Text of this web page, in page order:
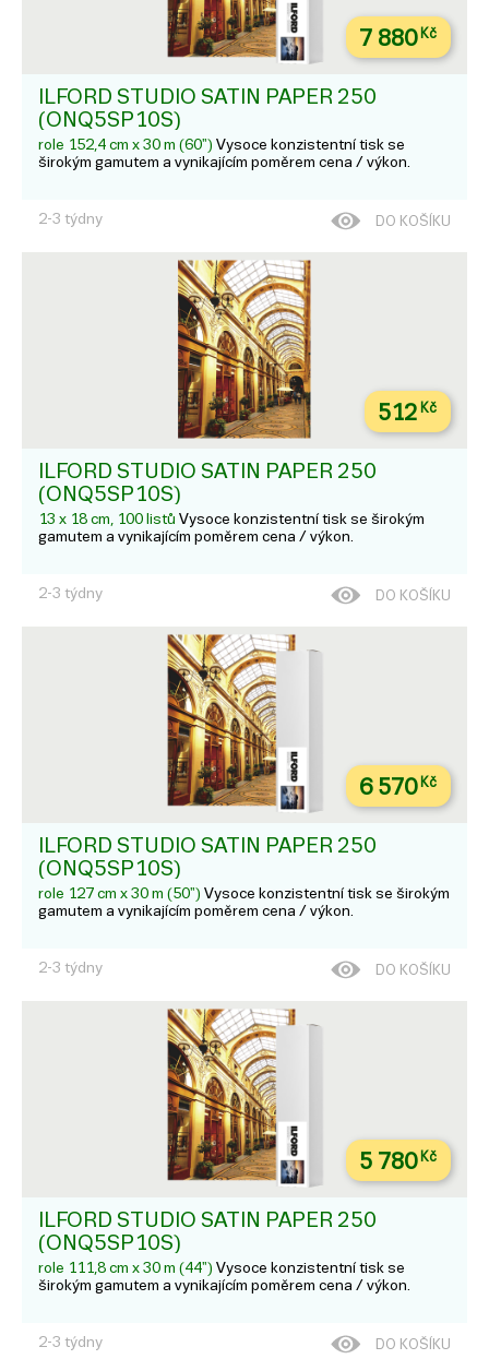
7 880Kč
ILFORD STUDIO SATIN PAPER 250
(ONQ5SP10S)
role 152,4 cm x 30 m (60") Vysoce konzistentní tisk se
širokým gamutem a vynikajícím poměrem cena / výkon.
2-3 týdny DO KOŠÍKU
512 Kč
ILFORD STUDIO SATIN PAPER 250
(ONQ5SP10S)
13 x 18 cm, 100 listů Vysoce konzistentní tisk se širokým
gamutem a vynikajícím poměrem cena / výkon.
2-3 týdny DO KOŠÍKU
6 570Kč
ILFORD STUDIO SATIN PAPER 250
(ONQ5SP10S)
role 127 cm x 30 m (50") Vysoce konzistentní tisk se širokým
gamutem a vynikajícím poměrem cena / výkon.
2-3 týdny DO KOŠÍKU
5 780Kč
ILFORD STUDIO SATIN PAPER 250
(ONQ5SP10S)
role 111,8 cm x 30 m (44") Vysoce konzistentní tisk se
širokým gamutem a vynikajícím poměrem cena / výkon.
2-3 týdny DO KOŠÍKU